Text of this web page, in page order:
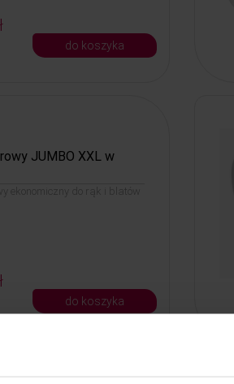
do koszyka
JUMBO XXL w
ekonomiczny do rąk i blatów
do koszyka